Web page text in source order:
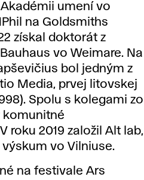
umení vo
na Goldsmiths
získal doktorát z
vo Weimare. Na
bol jedným z
Media, prvej litovskej
Spolu s kolegami zo
komunitné
roku 2019 založil Alt lab,
vo Vilniuse.
na festivale Ars